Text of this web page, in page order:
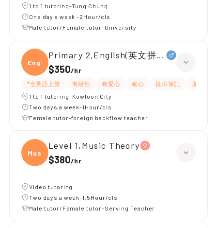
1 to 1 tutoring-Tung Chung
One day a week -2Hour/cls
Male tutor/Female tutor-University
Engli
Primary 2,English(英文拼音+閱讀)
$350/hr
*全英語上堂 有耐性 有愛心 細心 提供筆記
提供練
1 to 1 tutoring-Kowloon City
Two days a week-1Hour/cls
Female tutor-foreign backflow teacher
Music
Level 1,Music Theory
$380/hr
Video tutoring
Two days a week-1.5Hour/cls
Male tutor/Female tutor-Serving Teacher